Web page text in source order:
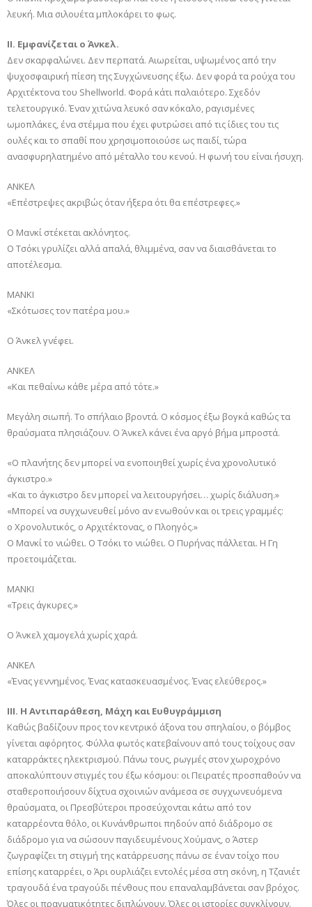
λευκή. Μια σιλουέτα μπλοκάρει το φως.
II. Εμφανίζεται ο Άνκελ.
Δεν σκαρφαλώνει. Δεν περπατά. Αιωρείται, υψωμένος από την
ψυχοσφαιρική πίεση της Συγχώνευσης έξω. Δεν φορά τα ρούχα του
Αρχιτέκτονα του Shellworld. Φορά κάτι παλαιότερο. Σχεδόν
τελετουργικό. Έναν χιτώνα λευκό σαν κόκαλο, ραγισμένες
ωμοπλάκες, ένα στέμμα που έχει φυτρώσει από τις ίδιες του τις
ουλές και το σπαθί που χρησιμοποιούσε ως παιδί, τώρα
ανασφυρηλατημένο από μέταλλο του κενού. Η φωνή του είναι ήσυχη.
ΑΝΚΕΛ
«Επέστρεψες ακριβώς όταν ήξερα ότι θα επέστρεφες.»
Ο Μανκί στέκεται ακλόνητος.
Ο Τσόκι γρυλίζει αλλά απαλά, θλιμμένα, σαν να διαισθάνεται το
αποτέλεσμα.
ΜΑΝΚΙ
«Σκότωσες τον πατέρα μου.»
Ο Άνκελ γνέφει.
ΑΝΚΕΛ
«Και πεθαίνω κάθε μέρα από τότε.»
Μεγάλη σιωπή. Το σπήλαιο βροντά. Ο κόσμος έξω βογκά καθώς τα
θραύσματα πλησιάζουν. Ο Άνκελ κάνει ένα αργό βήμα μπροστά.
«Ο πλανήτης δεν μπορεί να ενοποιηθεί χωρίς ένα χρονολυτικό
άγκιστρο.»
«Και το άγκιστρο δεν μπορεί να λειτουργήσει… χωρίς διάλυση.»
«Μπορεί να συγχωνευθεί μόνο αν ενωθούν και οι τρεις γραμμές:
ο Χρονολυτικός, ο Αρχιτέκτονας, ο Πλοηγός.»
Ο Μανκί το νιώθει. Ο Τσόκι το νιώθει. Ο Πυρήνας πάλλεται. Η Γη
προετοιμάζεται.
ΜΑΝΚΙ
«Τρεις άγκυρες.»
Ο Άνκελ χαμογελά χωρίς χαρά.
ΑΝΚΕΛ
«Ένας γεννημένος. Ένας κατασκευασμένος. Ένας ελεύθερος.»
III. Η Αντιπαράθεση, Μάχη και Ευθυγράμμιση
Καθώς βαδίζουν προς τον κεντρικό άξονα του σπηλαίου, ο βόμβος
γίνεται αφόρητος. Φύλλα φωτός κατεβαίνουν από τους τοίχους σαν
καταρράκτες ηλεκτρισμού. Πάνω τους, ρωγμές στον χωροχρόνο
αποκαλύπτουν στιγμές του έξω κόσμου: οι Πειρατές προσπαθούν να
σταθεροποιήσουν δίχτυα σχοινιών ανάμεσα σε συγχωνευόμενα
θραύσματα, οι Πρεσβύτεροι προσεύχονται κάτω από τον
καταρρέοντα θόλο, οι Κυνάνθρωποι πηδούν από διάδρομο σε
διάδρομο για να σώσουν παγιδευμένους Χούμανς, ο Άστερ
ζωγραφίζει τη στιγμή της κατάρρευσης πάνω σε έναν τοίχο που
επίσης καταρρέει, ο Άρι ουρλιάζει εντολές μέσα στη σκόνη, η Τζανιέτ
τραγουδά ένα τραγούδι πένθους που επαναλαμβάνεται σαν βρόχος.
Όλες οι πραγματικότητες διπλώνουν. Όλες οι ιστορίες συγκλίνουν.